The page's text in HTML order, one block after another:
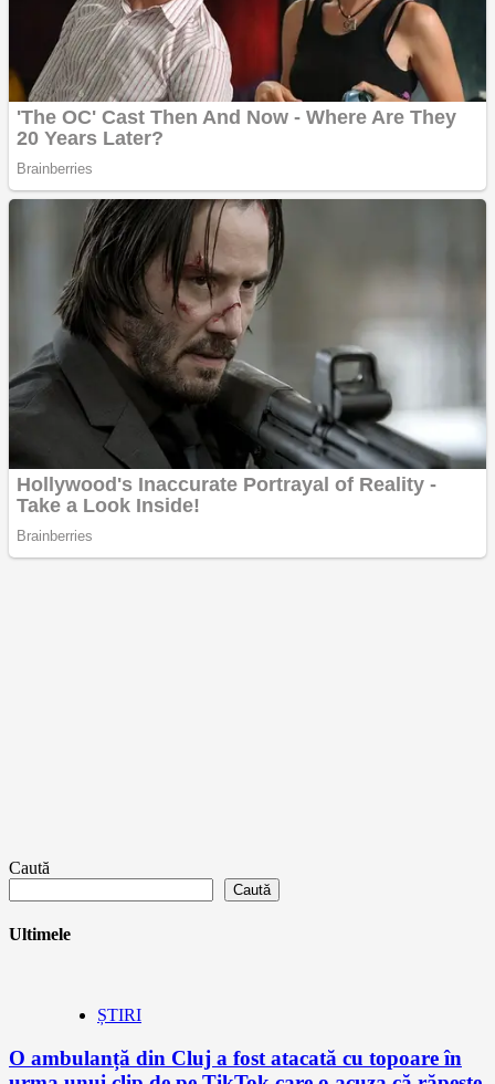
Caută
Caută
Ultimele
ȘTIRI
O ambulanță din Cluj a fost atacată cu topoare în